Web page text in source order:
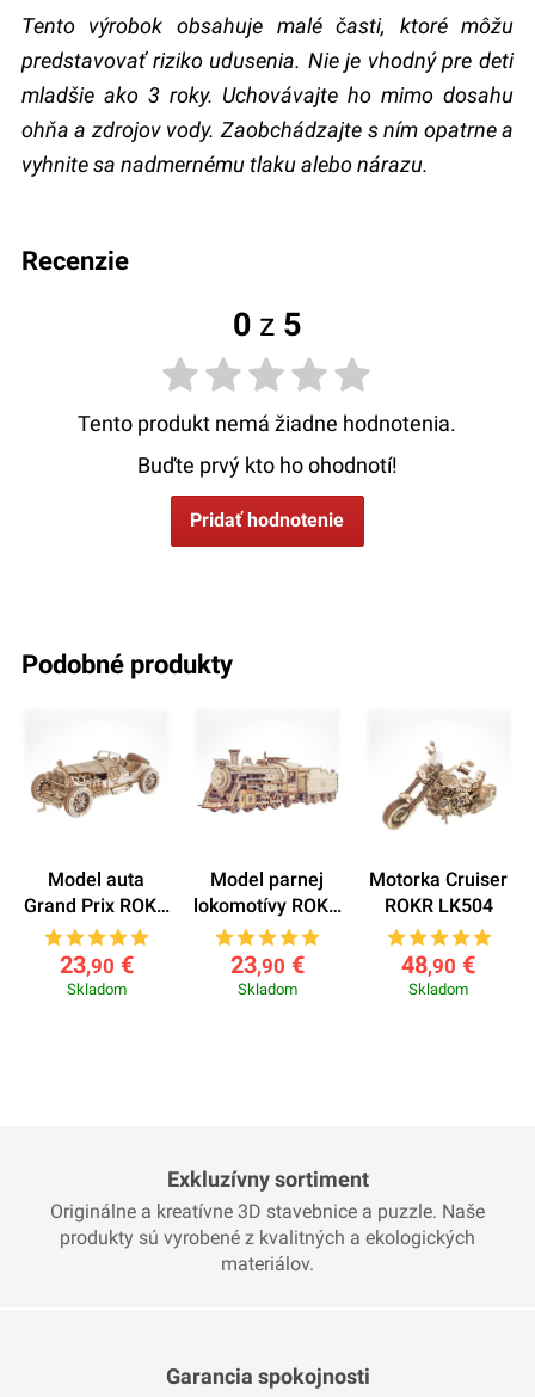
Tento výrobok obsahuje malé časti, ktoré môžu
predstavovať riziko udusenia. Nie je vhodný pre deti
mladšie ako 3 roky. Uchovávajte ho mimo dosahu
ohňa a zdrojov vody. Zaobchádzajte s ním opatrne a
vyhnite sa nadmernému tlaku alebo nárazu.
recenzie
0 z 5
Tento produkt nemá žiadne hodnotenia.
Buďte prvý kto ho ohodnotí!
Pridať hodnotenie
podobné produkty
Model auta
Grand Prix ROKR
MC401
23,90 €
Skladom
Model parnej
lokomotívy ROKR
MC501
23,90 €
Skladom
Motorka Cruiser
ROKR LK504
48,90 €
Skladom
Exkluzívny sortiment
Originálne a kreatívne 3D stavebnice a puzzle. Naše
produkty sú vyrobené z kvalitných a ekologických
materiálov.
Garancia spokojnosti